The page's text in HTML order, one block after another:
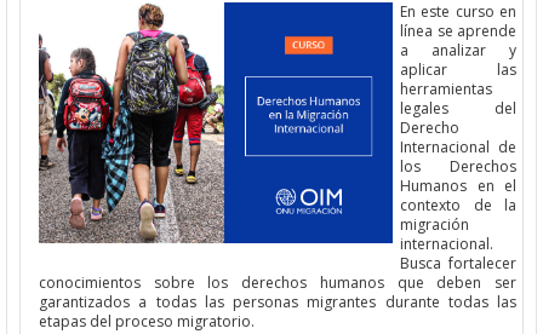
En este curso en
línea se aprende
a analizar y
aplicar las
herramientas
legales del
Derecho
Internacional de
los Derechos
Humanos en el
contexto de la
migración
internacional.
Busca fortalecer
conocimientos sobre los derechos humanos que deben ser
garantizados a todas las personas migrantes durante todas las
etapas del proceso migratorio.